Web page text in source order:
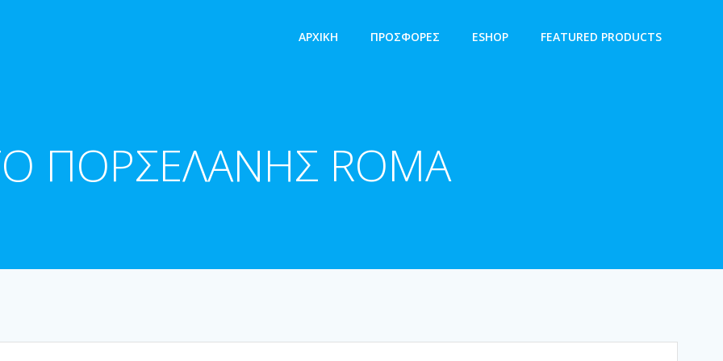
ΑΡΧΙΚΉ ΠΡΟΣΦΟΡΕΣ ESHOP FEATURED PRODUCTS
ΠΟΡΣΕΛΑΝΗΣ ROMA